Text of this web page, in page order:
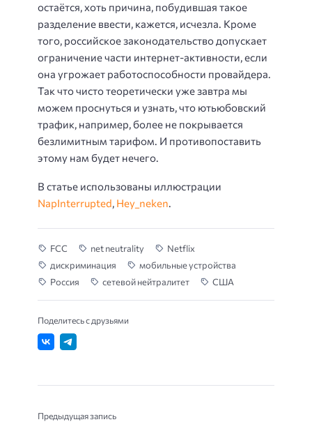
остаётся, хоть причина, побудившая такое
разделение ввести, кажется, исчезла. Кроме
того, российское законодательство допускает
ограничение части интернет-активности, если
она угрожает работоспособности провайдера.
Так что чисто теоретически уже завтра мы
можем проснуться и узнать, что ютьюбовский
трафик, например, более не покрывается
безлимитным тарифом. И противопоставить
этому нам будет нечего.
В статье использованы иллюстрации
NapInterrupted Hey_neken
FCC net neutrality
Netflix
дискриминация
мобильные устройства
Россия
сетевой нейтралитет США
Поделитесь с друзьями
Предыдущая запись